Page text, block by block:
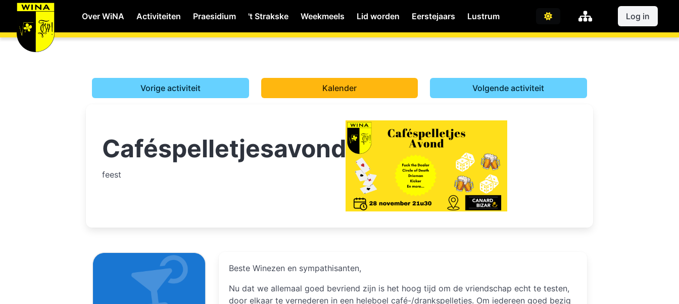
Over WiNA Activiteiten Praesidium 't Strakske Weekmeels Lid worden Eerstejaars Lustrum Log in
WiNA MyWiNA
Shop
Home
Schachten
Vorige activiteit Kalender Volgende activiteit
Caféspelletjesavond
feest
Beste Winezen en sympathisanten,
Nu dat we allemaal goed bevriend zijn is het hoog tijd om de vriendschap echt te testen,
door elkaar te vernederen in een heleboel café-/drankspelletjes. Om iedereen goed bezig